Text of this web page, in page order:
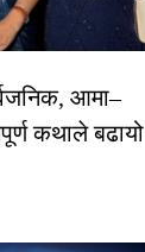
आमा–
कथाले बढायो